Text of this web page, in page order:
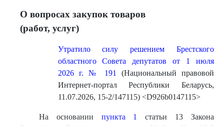
О вопросах закупок товаров
(работ, услуг)
Утратило силу решением Брестского
областного Совета депутатов от 1 июля
2026 г. № 191 (Национальный правовой
Интернет-портал Республики Беларусь,
11.07.2026, 15-2/147115) <D926b0147115>
На основании пункта 1
статьи 13 Закона